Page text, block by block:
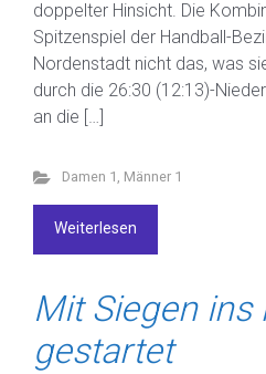
doppelter Hinsicht. Die
Spitzenspiel der Handball-
Nordenstadt nicht das, was
durch die 26:30 (12:13)-
an die […]
Damen 1 , Männer 1
Weiterlesen
Mit Siegen ins
gestartet